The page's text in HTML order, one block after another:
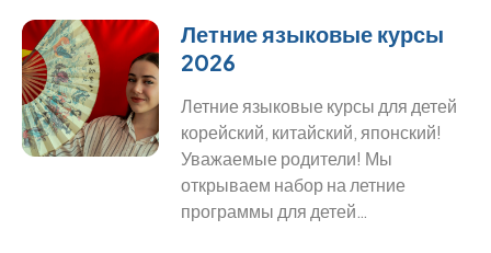
Летние языковые курсы
2026
Летние языковые курсы для детей
корейский, китайский, японский!
Уважаемые родители! Мы
открываем набор на летние
программы для детей…